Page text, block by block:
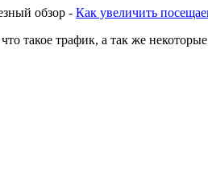
обзор - Как увеличить
что такое трафик, а так же